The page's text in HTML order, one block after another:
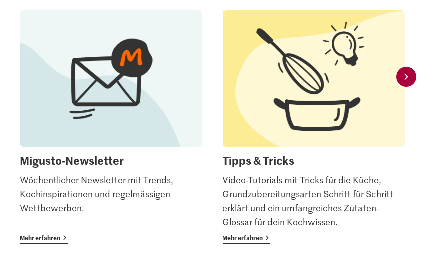
Migusto-Newsletter
Wöchentlicher Newsletter mit Trends,
Kochinspirationen und regelmässigen
Wettbewerben.
Mehr erfahren
Tipps & Tricks
Video-Tutorials mit Tricks für die Küche,
Grundzubereitungsarten Schritt für Schritt
erklärt und ein umfangreiches Zutaten-
Glossar für dein Kochwissen.
Mehr erfahren